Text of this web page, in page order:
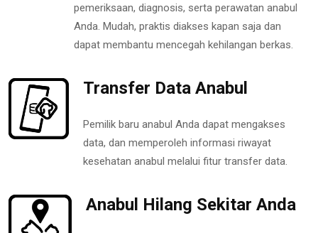
pemeriksaan, diagnosis, serta perawatan anabul
Anda. Mudah, praktis diakses kapan saja dan
dapat membantu mencegah kehilangan berkas.
Transfer Data Anabul
Pemilik baru anabul Anda dapat mengakses
data, dan memperoleh informasi riwayat
kesehatan anabul melalui fitur transfer data.
Anabul Hilang Sekitar Anda